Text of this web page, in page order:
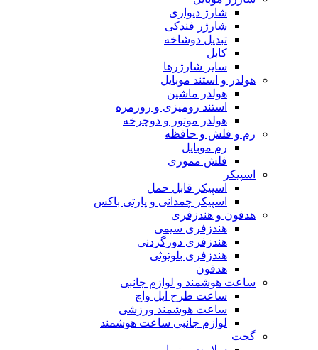
شارژ دیواری
شارژر فندکی
تبدیل دوشاخه
کابل
سایر شارژرها
هولدر و استند موبایل
هولدر ماشین
استند رومیزی و روزمره
هولدر موتور و دوچرخه
رم و فلش و حافظه
رم موبایل
فلش مموری
اسپیکر
اسپیکر قابل حمل
اسپیکر چمدانی و پارتی باکس
هدفون و هندزفری
هندزفری سیمی
هندزفری دورگردنی
هندزفری بلوتوثی
هدفون
ساعت هوشمند و لوازم جانبی
ساعت طرح اپل واچ
ساعت هوشمند ورزشی
لوازم جانبی ساعت هوشمند
گجت